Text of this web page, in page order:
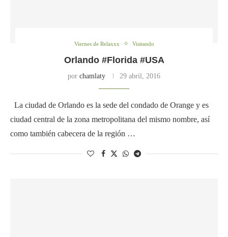
Viernes de Relaxxx Visitando
Orlando #Florida #USA
por chamlaty 29 abril, 2016
La ciudad de Orlando es la sede del condado de Orange y es
ciudad central de la zona metropolitana del mismo nombre, así
como también cabecera de la región …